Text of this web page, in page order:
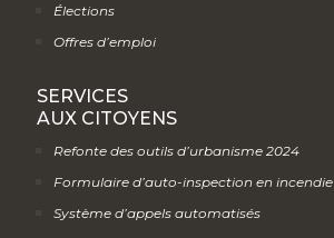
Élections
Offres d’emploi
SERVICES
AUX CITOYENS
Refonte des outils d’urbanisme 2024
Formulaire d’auto-inspection en incendie
Système d’appels automatisés